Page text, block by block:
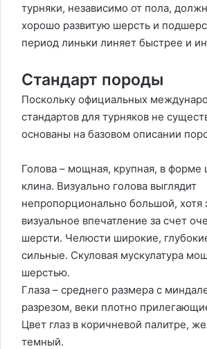
турняки, независимо от пола,
хорошо развитую шерсть и
период линьки линяет быстрее и
Стандарт породы
Поскольку официальных
стандартов для турняков не
основаны на базовом описании
Голова – мощная, крупная, в форме
клина. Визуально голова выглядит
непропорционально большой, хотя
визуальное впечатление за счет
шерсти. Челюсти широкие,
сильные. Скуловая мускулатура
шерстью.
Глаза – среднего размера с
разрезом, веки плотно
Цвет глаз в коричневой палитре,
темный.